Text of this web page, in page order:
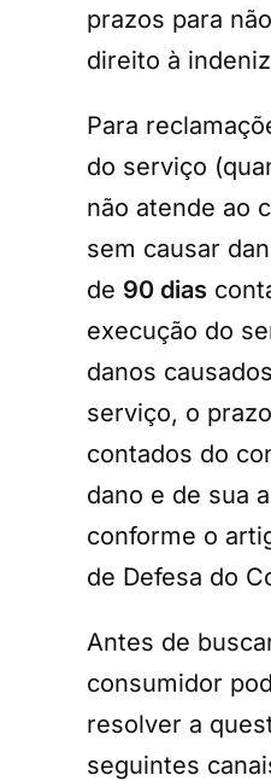
prazos para
direito à
Para
do serviço
não atende ao
sem causar
de 90 dias
execução do
danos
serviço, o
contados do
dano e de sua
conforme o
de Defesa do
Antes de
consumidor
resolver a
seguintes